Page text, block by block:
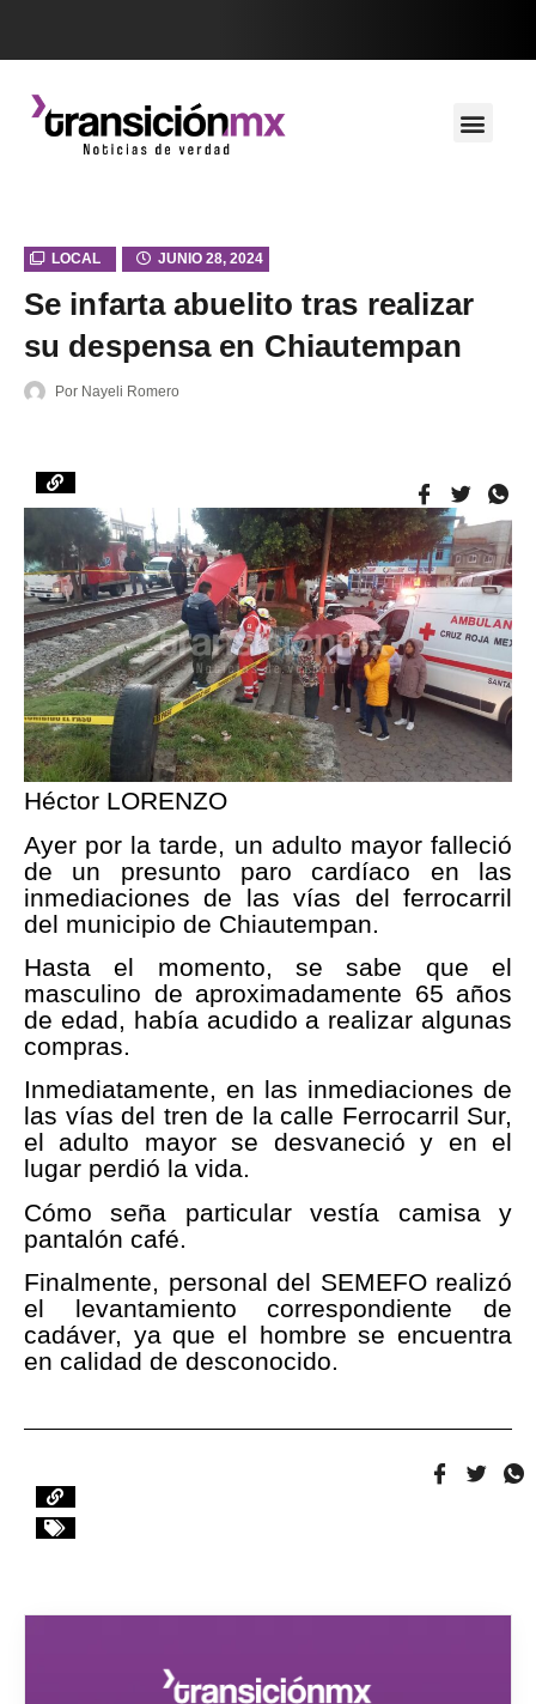
LOCAL JUNIO 28, 2024
Se infarta abuelito tras realizar
su despensa en Chiautempan
Por Nayeli Romero
Héctor LORENZO
Ayer por la tarde, un adulto mayor falleció
de un presunto paro cardíaco en las
inmediaciones de las vías del ferrocarril
del municipio de Chiautempan.
Hasta el momento, se sabe que el
masculino de aproximadamente 65 años
de edad, había acudido a realizar algunas
compras.
Inmediatamente, en las inmediaciones de
las vías del tren de la calle Ferrocarril Sur,
el adulto mayor se desvaneció y en el
lugar perdió la vida.
Cómo seña particular vestía camisa y
pantalón café.
Finalmente, personal del SEMEFO realizó
el levantamiento correspondiente de
cadáver, ya que el hombre se encuentra
en calidad de desconocido.